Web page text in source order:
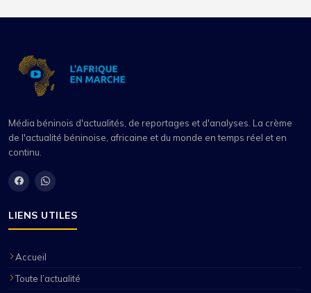
Média béninois d'actualités, de reportages et d'analyses. La crème
de l'actualité béninoise, africaine et du monde en temps réel et en
continu.
LIENS UTILES
Accueil
Toute l’actualité